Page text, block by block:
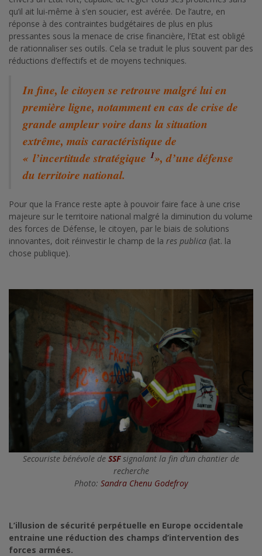
qu’il ait lui-même à s’en soucier, est avérée. De l’autre, en
réponse à des contraintes budgétaires de plus en plus
pressantes sous la menace de crise financière, l’Etat est obligé
de rationnaliser ses outils. Cela se traduit le plus souvent par des
réductions d’effectifs et de moyens techniques.
In fine, le citoyen se retrouve malgré lui en
première ligne, notamment en cas de crise de
grande ampleur voire dans la situation
extrême, mais caractéristique de
« l’incertitude stratégique 1», d’une défense
du territoire national.
Pour que la France reste apte à pouvoir faire face à une crise
majeure sur le territoire national malgré la diminution du volume
des forces de Défense, le citoyen, par le biais de solutions
innovantes, doit réinvestir le champ de la res publica (lat. la
chose publique).
Secouriste bénévole de SSFsignalant la fin d’un chantier de
recherche
Photo: Sandra Chenu Godefroy
L’illusion de sécurité perpétuelle en Europe occidentale
entraine une réduction des champs d’intervention des
forces armées.